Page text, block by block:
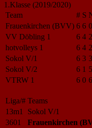
1.Klasse (2019/2020)
Team
# S
Frauenkirchen (BVV) 6 6 0
VV Döbling 1
6 4 2
hotvolleys 1
6 4 2
Sokol V/1
6 3 3
Sokol V/2
6 1 5
VTRW 1
6 0 6
Liga/# Teams
13m1
Sokol V/1
3601
Frauenkirchen